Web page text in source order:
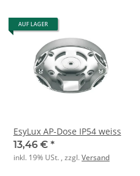
AUF LAGER
EsyLux AP-Dose IP54 weiss
13,46 € *
inkl. 19% USt. , zzgl.Versand